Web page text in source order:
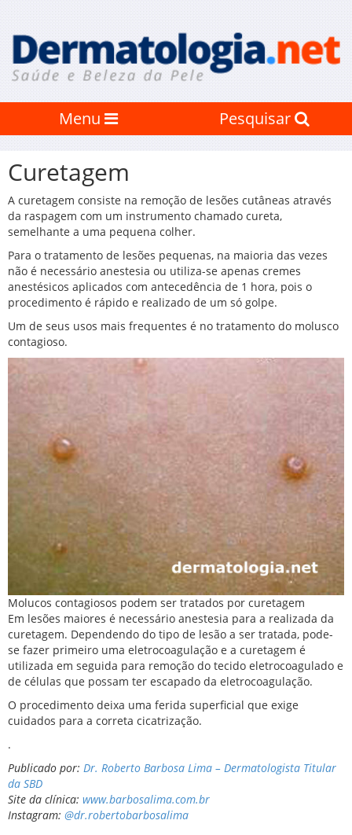
Menu Pesquisar
Curetagem
A curetagem consiste na remoção de lesões cutâneas através
da raspagem com um instrumento chamado cureta,
semelhante a uma pequena colher.
Para o tratamento de lesões pequenas, na maioria das vezes
não é necessário anestesia ou utiliza-se apenas cremes
anestésicos aplicados com antecedência de 1 hora, pois o
procedimento é rápido e realizado de um só golpe.
Um de seus usos mais frequentes é no tratamento do molusco
contagioso.
Molucos contagiosos podem ser tratados por curetagem
Em lesões maiores é necessário anestesia para a realizada da
curetagem. Dependendo do tipo de lesão a ser tratada, pode-
se fazer primeiro uma eletrocoagulação e a curetagem é
utilizada em seguida para remoção do tecido eletrocoagulado e
de células que possam ter escapado da eletrocoagulação.
O procedimento deixa uma ferida superficial que exige
cuidados para a correta cicatrização.
.
Publicado por: Dr. Roberto Barbosa Lima – Dermatologista Titular
da SBD
Site da clínica: www.barbosalima.com.br
Instagram: @dr.robertobarbosalima